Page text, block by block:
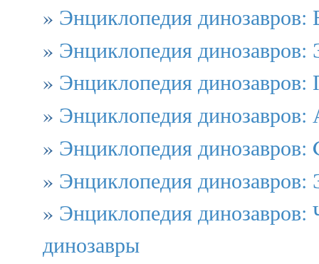
» Энциклопедия динозавров:
» Энциклопедия динозавров:
» Энциклопедия динозавров:
» Энциклопедия динозавров:
» Энциклопедия динозавров:
» Энциклопедия динозавров:
» Энциклопедия
динозавры